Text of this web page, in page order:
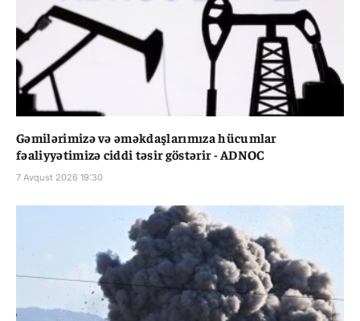
Gəmilərimizə və əməkdaşlarımıza hücumlar
fəaliyyətimizə ciddi təsir göstərir - ADNOC
7 Avqust 2026 19:30